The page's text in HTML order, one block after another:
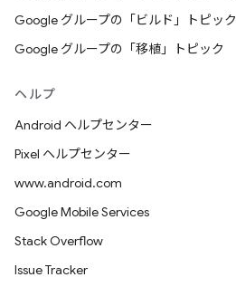
Google グループの「ビルド」トピック
Google グループの「移植」トピック
ヘルプ
Android ヘルプセンター
Pixel ヘルプセンター
www.android.com
Google Mobile Services
Stack Overflow
Issue Tracker